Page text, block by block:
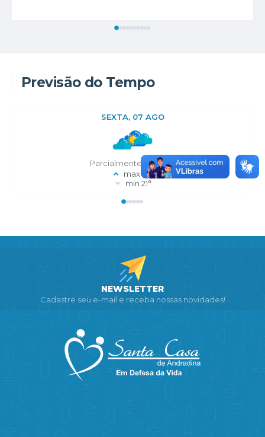
Previsão do Tempo
SEXTA 07 AGO
Parcialmente nublado
max 31°
min 21°
NEWSLETTER
Cadastre seu e-mail e receba nossas novidades!